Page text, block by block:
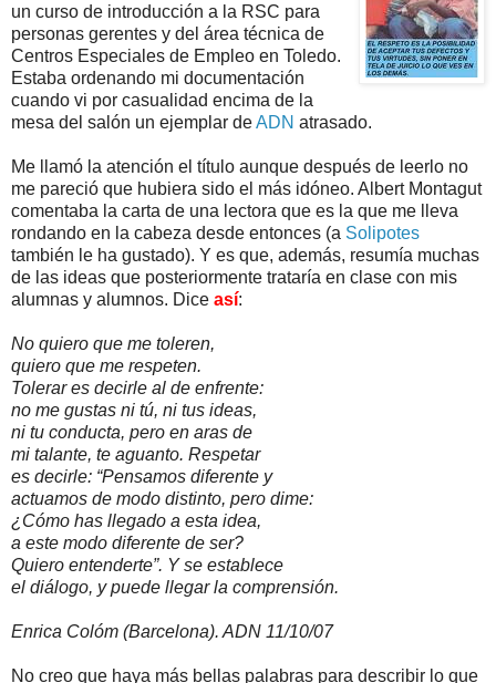
un curso de introducción a la RSC para
personas gerentes y del área técnica de
Centros Especiales de Empleo en Toledo.
Estaba ordenando mi documentación
cuando vi por casualidad encima de la
mesa del salón un ejemplar deADN atrasado.
Me llamó la atención el título aunque después de leerlo no
me pareció que hubiera sido el más idóneo. Albert Montagut
comentaba la carta de una lectora que es la que me lleva
rondando en la cabeza desde entonces (a Solipotes
también le ha gustado). Y es que, además, resumía muchas
de las ideas que posteriormente trataría en clase con mis
alumnas y alumnos. Dice así:
No quiero que me toleren,
quiero que me respeten.
Tolerar es decirle al de enfrente:
no me gustas ni tú, ni tus ideas,
ni tu conducta, pero en aras de
mi talante, te aguanto. Respetar
es decirle: “Pensamos diferente y
actuamos de modo distinto, pero dime:
¿Cómo has llegado a esta idea,
a este modo diferente de ser?
Quiero entenderte”. Y se establece
el diálogo, y puede llegar la comprensión.
Enrica Colóm (Barcelona). ADN 11/10/07
No creo que haya más bellas palabras para describir lo que